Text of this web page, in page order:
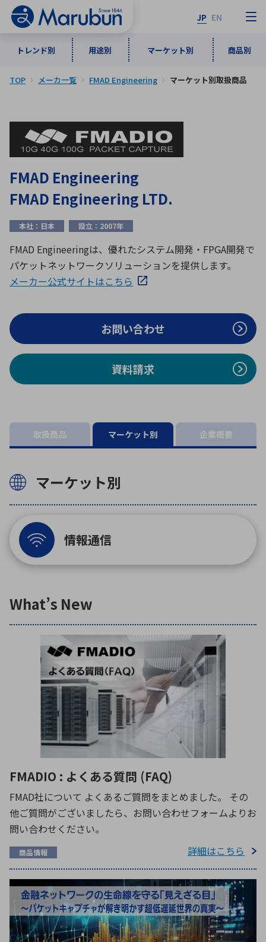
JP EN
トレンド別 用途別 マーケット別 商品別
トレンド別
インダストリアルDXソリューション
5G・Local 5G
ワイヤレス給電
ロボティクス（AI）
データセンタ・クラウド
ミリ波レーダー
ブログ｜ここから始まる最新技術
用途別
通信・ネットワーク
監視・セキュリティ
計測・検出
品質管理・検査
接着・接合
製品製造・加工
レーダ・衛星通信
環境構築・開発システム
マーケット別
自動車
民生 医療
商品別
半導体・電子部品 ソフトウェア
ICTソリューション 組立・ロボティクス
レーザー・光学部品 組込コンピュータ
メーカ一覧
50音順
あ行 か行 さ行
な行
は行
ら行
わ行
アルファベット順
B
M
N O
P
U
V W
X
TOP メーカ一覧 FMAD Engineering マーケット別取扱商品
FMAD Engineering
FMAD Engineering LTD.
本社：日本 設立：2007年
FMAD Engineeringは、優れたシステム開発・FPGA開発で
パケットネットワークソリューションを提供します。
メーカー公式サイトはこちら
お問い合わせ
資料請求
取扱商品 マーケット別 企業概要
マーケット別
情報通信
What’s New
FMADIO : よくある質問 (FAQ)
FMAD社について よくあるご質問をまとめました。 その
他ご質問がございましたら、お問い合わせフォームよりお
問い合わせください。
商品情報 詳細はこちら